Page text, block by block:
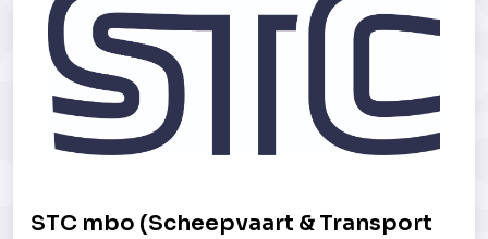
STC mbo (Scheepvaart & Transport